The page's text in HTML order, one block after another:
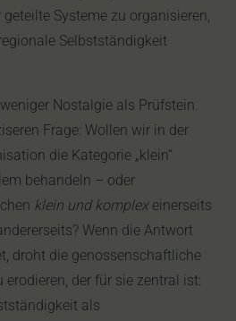
Systeme zu organisieren,
Selbstständigkeit
Nostalgie als Prüfstein.
Frage: Wollen wir in der
die Kategorie „klein“
behandeln – oder
klein und komplexeinerseits
Wenn die Antwort
droht die genossenschaftliche
erodieren, der für sie zentral ist:
als